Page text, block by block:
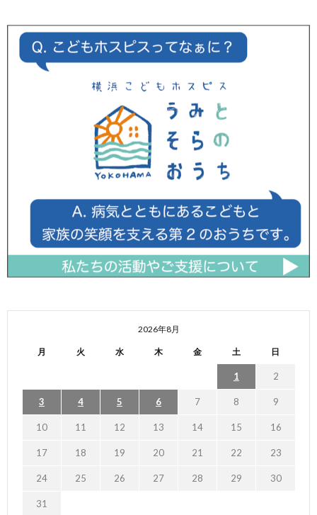
2026年8月
月 火 水 木 金 土 日
1 2
3 4 5 6 7 8 9
10 11 12 13 14 15 16
17 18 19 20 21 22 23
24 25 26 27 28 29 30
31